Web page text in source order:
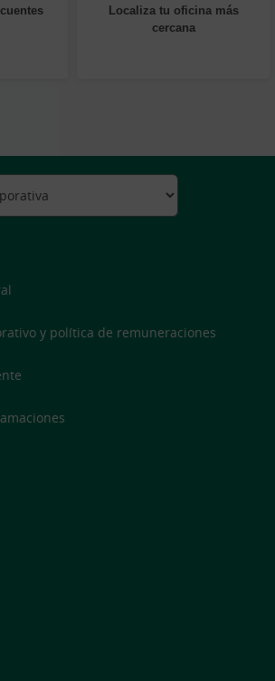
Localiza tu oficina más
cercana
y política de remuneraciones